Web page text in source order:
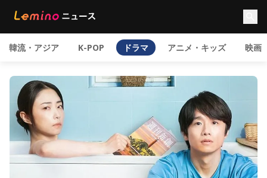
韓流・アジア K-POP ドラマ アニメ・キッズ 映画